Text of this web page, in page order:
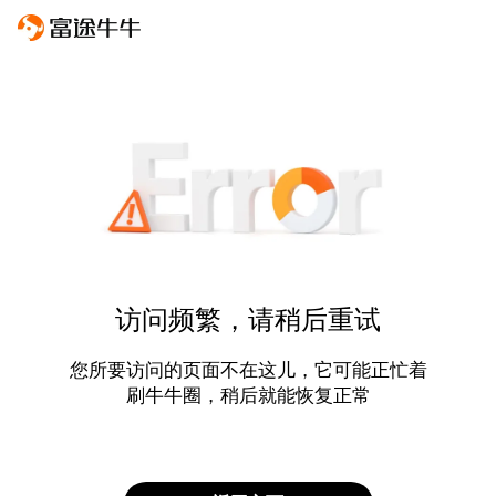
访问频繁，请稍后重试
您所要访问的页面不在这儿，它可能正忙着
刷牛牛圈，稍后就能恢复正常